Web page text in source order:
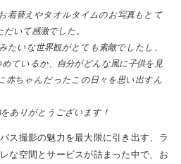
着替えやタオルタイムのお写真もとて
いて感激でした。
たいな世界観がとても素敵でしたし、
ているか、自分がどんな風に子供を見
赤ちゃんだったこの日々を思い出すん
ありがとうございます！
ス撮影の魅力を最大限に引き出す、ラ
な空間とサービスが詰まった中で、お